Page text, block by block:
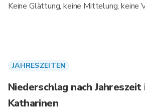
Keine Glättung, keine Mittelung, keine
JAHRESZEITEN
Niederschlag nach Jahreszeit
Katharinen